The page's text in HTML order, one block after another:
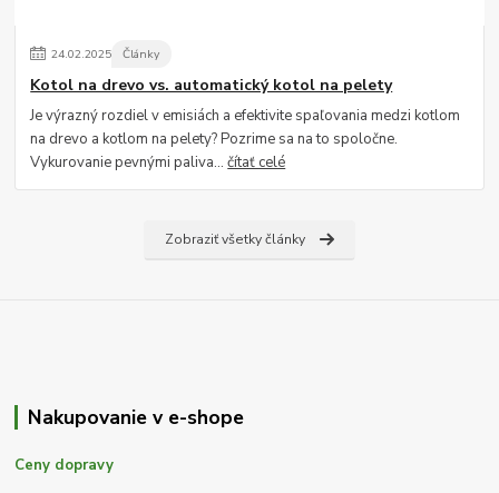
24.02.2025 Články
Kotol na drevo vs. automatický kotol na pelety
Je výrazný rozdiel v emisiách a efektivite spaľovania medzi kotlom
na drevo a kotlom na pelety? Pozrime sa na to spoločne.
Vykurovanie pevnými paliva...čítať celé
Zobraziť všetky články
Nakupovanie v e-shope
Ceny dopravy